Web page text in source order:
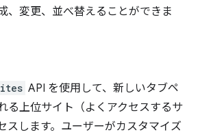
、変更、並べ替えることができま
API を使用して、新しいタブペ
る上位サイト（よくアクセスするサ
スします。ユーザーがカスタマイズ